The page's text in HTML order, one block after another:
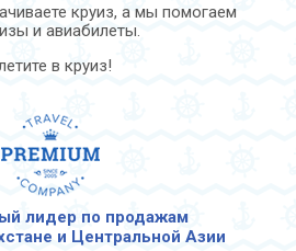
круиз, а мы помогаем
и авиабилеты.
в круиз!
лидер по продажам
и Центральной Азии